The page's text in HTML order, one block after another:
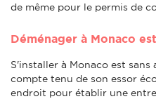
de même pour le permis de
Déménager à Monaco
S'installer à Monaco est sans
compte tenu de son essor
endroit pour établir une